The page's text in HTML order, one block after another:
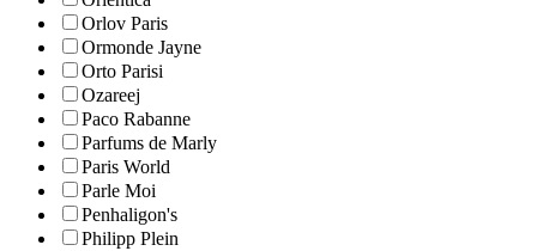
Orlov Paris
Ormonde Jayne
Orto Parisi
Ozareej
Paco Rabanne
Parfums de Marly
Paris World
Parle Moi
Penhaligon's
Philipp Plein